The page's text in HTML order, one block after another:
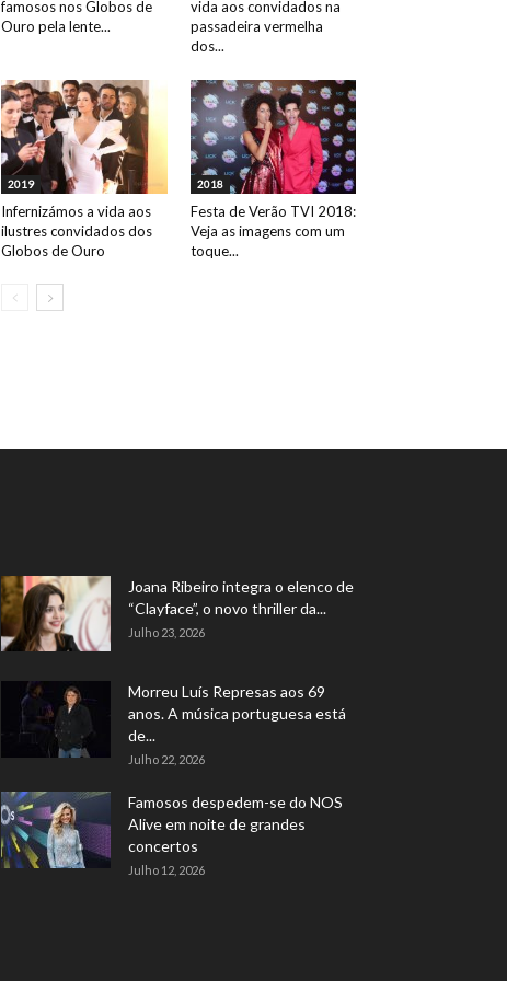
famosos nos Globos de
Ouro pela lente...
vida aos convidados na
passadeira vermelha
dos...
2019
Infernizámos a vida aos
ilustres convidados dos
Globos de Ouro
2018
Festa de Verão TVI 2018:
Veja as imagens com um
toque...
Joana Ribeiro integra o elenco de
“Clayface”, o novo thriller da...
Julho 23, 2026
Morreu Luís Represas aos 69
anos. A música portuguesa está
de...
Julho 22, 2026
Famosos despedem-se do NOS
Alive em noite de grandes
concertos
Julho 12, 2026